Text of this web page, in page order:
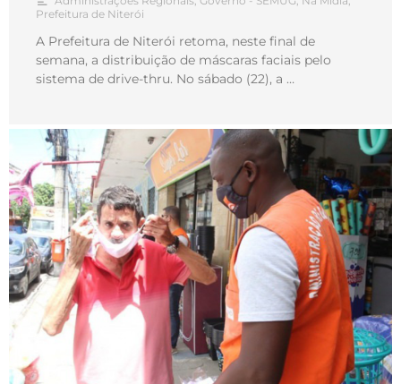
Prefeitura de Niterói
A Prefeitura de Niterói retoma, neste final de
semana, a distribuição de máscaras faciais pelo
sistema de drive-thru. No sábado (22), a …